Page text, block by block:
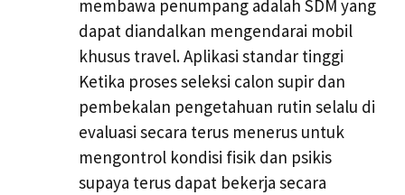
membawa penumpang adalah SDM yang
dapat diandalkan mengendarai mobil
khusus travel. Aplikasi standar tinggi
Ketika proses seleksi calon supir dan
pembekalan pengetahuan rutin selalu di
evaluasi secara terus menerus untuk
mengontrol kondisi fisik dan psikis
supaya terus dapat bekerja secara